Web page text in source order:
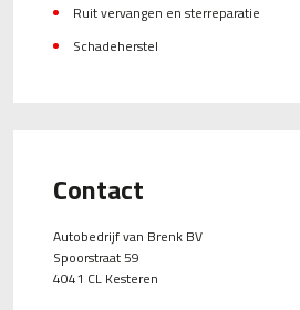
Ruit vervangen en sterreparatie
Schadeherstel
Contact
Autobedrijf van Brenk BV
Spoorstraat 59
4041 CL Kesteren